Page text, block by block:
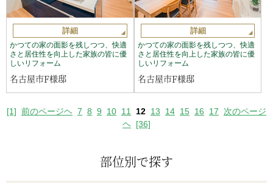
部位別で探す
詳細
かつての家の面影を残しつつ、快適
さと居住性を向上した家族の皆に優
しいリフォーム
名古屋市F様邸
詳細
かつての家の面影を残しつつ、快適
さと居住性を向上した家族の皆に優
しいリフォーム
名古屋市F様邸
[1] 前のページヘ 7 8 9 10 11 12 13 14 15 16 17
次のページ
ヘ [36]